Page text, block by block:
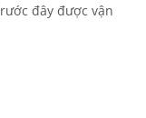
đây được vận